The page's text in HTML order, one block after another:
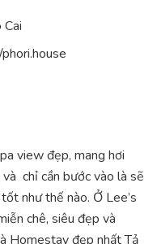
view đẹp, mang hơi
chỉ cần bước vào là sẽ
như thế nào. Ở Lee’s
chê, siêu đẹp và
Homestay đẹp nhất Tả